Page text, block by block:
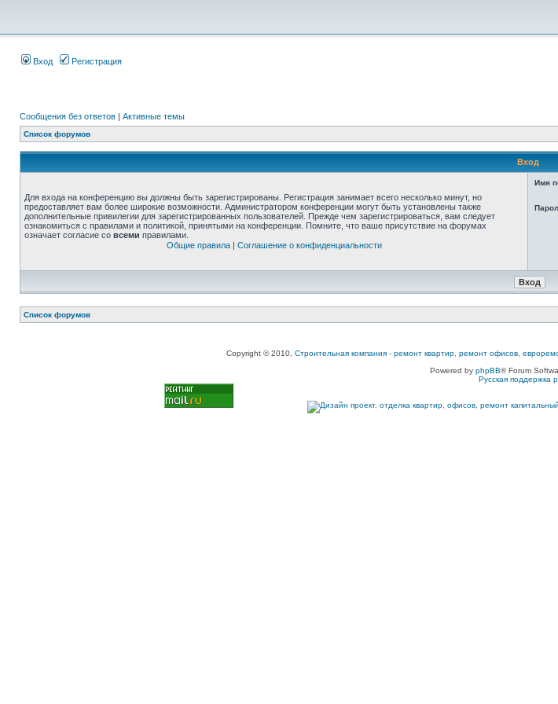
Вход Регистрация
Сообщения без ответов | Активные темы
Список форумов
Вход
Для входа на конференцию вы должны быть зарегистрированы. Регистрация занимает всего несколько минут, но
предоставляет вам более широкие возможности. Администратором конференции могут быть установлены также
дополнительные привилегии для зарегистрированных пользователей. Прежде чем зарегистрироваться, вам следует
ознакомиться с правилами и политикой, принятыми на конференции. Помните, что ваше присутствие на форумах
означает согласие со всеми правилами.
Общие правила| Соглашение о конфиденциальности
Имя
Список форумов
Copyright © 2010, Строительная компания - ремонт квартир, ремонт офисов,
Powered by phpBB® Forum
Русская поддержка